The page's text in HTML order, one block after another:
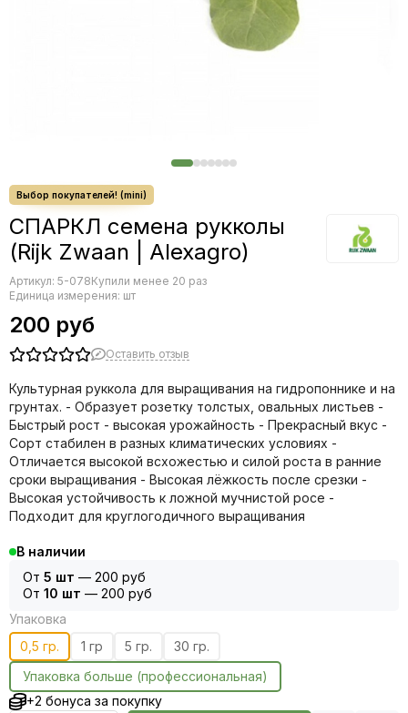
Цикорий
СПАРКЛ семена рукколы
(Rijk Zwaan | Alexagro)
Артикул: 5-078Купили менее 20 раз
Единица измерения: шт
200 руб
Оставить отзыв
Культурная руккола для выращивания на гидропоннике и на
грунтах. - Образует розетку толстых, овальных листьев -
Быстрый рост - высокая урожайность - Прекрасный вкус -
Сорт стабилен в разных климатических условиях -
Отличается высокой всхожестью и силой роста в ранние
сроки выращивания - Высокая лёжкость после срезки -
Высокая устойчивость к ложной мучнистой росе -
Подходит для круглогодичного выращивания
В наличии
От 5 шт — 200 руб
От 10 шт — 200 руб
Упаковка
0,5 гр.
1 гр 5 гр.
30 гр.
Упаковка больше (профессиональная)
+2 бонуса за покупку